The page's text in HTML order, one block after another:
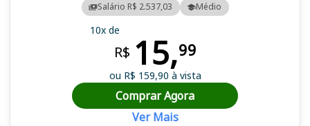
Salário R$ 2.537,03 Médio
10x de
R$ 15,99
ou R$ 159,90 à vista
Comprar Agora
Ver Mais